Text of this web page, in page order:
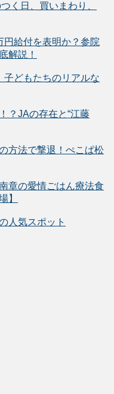
く日、買いまわり、
円給付を表明か？参院
解説！
どもたちのリアルな
？JAの存在と“江藤
方法で撃退！ぺこぱ松
章の愛情ごはん療法食
】
人気スポット